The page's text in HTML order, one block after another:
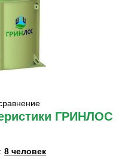
ГРИНЛОС
8 человек